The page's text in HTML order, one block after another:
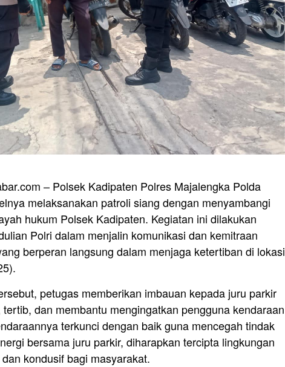
– Polsek Kadipaten Polres Majalengka Polda
melaksanakan patroli siang dengan menyambangi
hukum Polsek Kadipaten. Kegiatan ini dilakukan
Polri dalam menjalin komunikasi dan kemitraan
berperan langsung dalam menjaga ketertiban di lokasi
petugas memberikan imbauan kepada juru parkir
dan membantu mengingatkan pengguna kendaraan
terkunci dengan baik guna mencegah tindak
bersama juru parkir, diharapkan tercipta lingkungan
kondusif bagi masyarakat.